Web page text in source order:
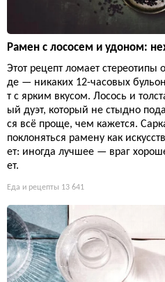
Рамен с лососем и удоном:
Этот рецепт ломает
де — никаких 12-часовых
т с ярким вкусом. Лосось и
ый дуэт, который не стыдно
ся всё проще, чем кажется.
поклоняться рамену как
ет: иногда лучшее — враг
ет.
Еда и рецепты 13 641